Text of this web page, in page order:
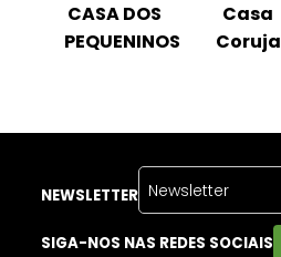
CASA DOS
PEQUENINOS
Casa
Coruja
NEWSLETTER
SIGA-NOS NAS REDES SOCIAIS